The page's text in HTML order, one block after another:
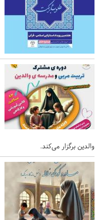
والدین برگزار می‌کند.